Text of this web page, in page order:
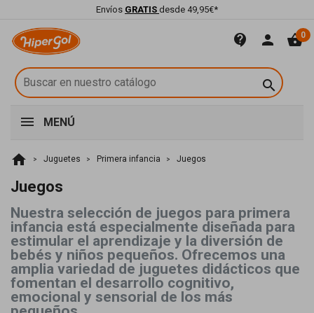
Envíos GRATIS desde 49,95€*
contact_support person shopping_basket0

MENÚ
home Juguetes Primera infancia Juegos
Juegos
Nuestra selección de juegos para primera
infancia está especialmente diseñada para
estimular el aprendizaje y la diversión de
bebés y niños pequeños. Ofrecemos una
amplia variedad de juguetes didácticos que
fomentan el desarrollo cognitivo,
emocional y sensorial de los más